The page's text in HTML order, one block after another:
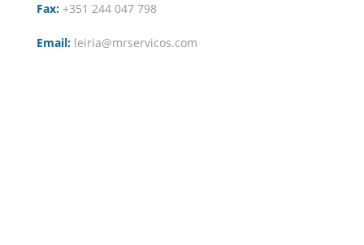
Fax: +351 244 047 798
Email: leiria@mrservicos.com